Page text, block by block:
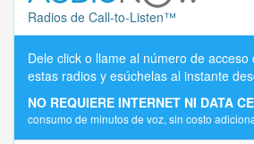
Radios de Call-to-Listen™
Dele click o llame al número de
estas radios y esúchelas al instante
NO REQUIERE INTERNET NI DATA
consumo de minutos de voz, sin costo